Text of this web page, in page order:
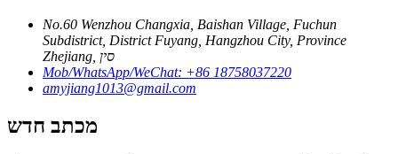
No.60 Wenzhou Changxia, Baishan Village, Fuchun
Subdistrict, District Fuyang, Hangzhou City, Province
Zhejiang, סין
Mob/WhatsApp/WeChat: +86 18758037220
amyjiang1013@gmail.com
מכתב חדש